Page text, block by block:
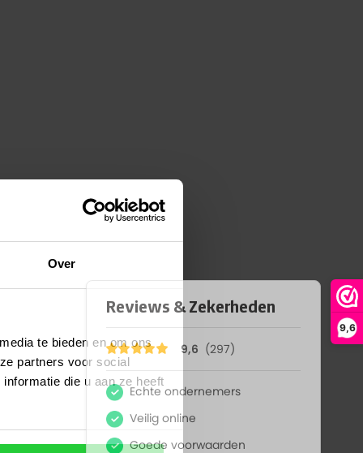
Over
te bieden en om ons
partners voor social
die u aan ze heeft
9,6